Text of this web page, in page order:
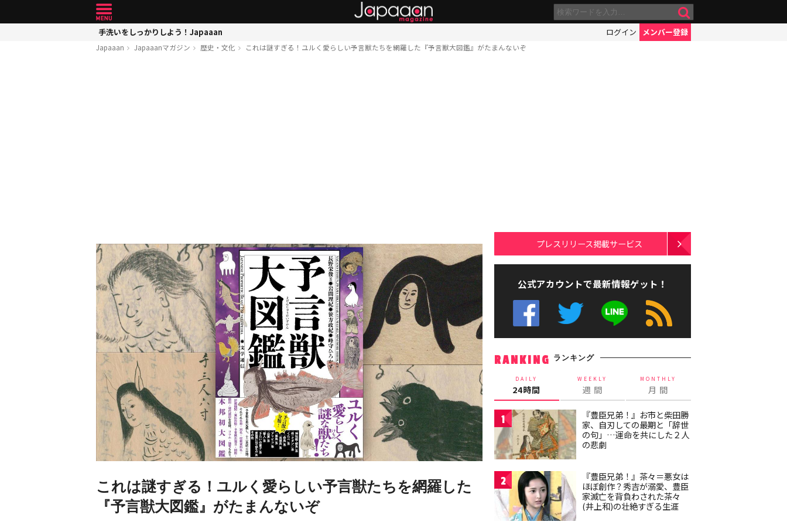
手洗いをしっかりしよう！Japaaan ログイン メンバー登録
Japaaan Japaaanマガジン 歴史・文化 これは謎すぎる！ユルく愛らしい予言獣たちを網羅した『予言獣大図鑑』がたまんないぞ
これは謎すぎる！ユルく愛らしい予言獣たちを網羅した
『予言獣大図鑑』がたまんないぞ
プレスリリース掲載サービス
公式アカウントで最新情報ゲット！
RANKING ランキング
DAILY
24時間
WEEKLY
週 間
MONTHLY
月 間
1
『豊臣兄弟！』お市と柴田勝
家、自刃しての最期と「辞世
の句」…運命を共にした２人
の悲劇
2
『豊臣兄弟！』茶々＝悪女は
ほぼ創作？秀吉が溺愛、豊臣
家滅亡を背負わされた茶々
(井上和)の壮絶すぎる生涯